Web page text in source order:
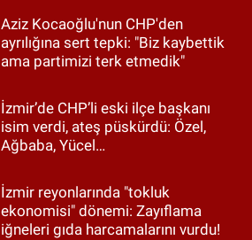
Aziz Kocaoğlu'nun CHP'den
ayrılığına sert tepki: "Biz kaybettik
ama partimizi terk etmedik"
İzmir’de CHP’li eski ilçe başkanı
isim verdi, ateş püskürdü: Özel,
Ağbaba, Yücel…
İzmir reyonlarında "tokluk
ekonomisi" dönemi: Zayıflama
iğneleri gıda harcamalarını vurdu!